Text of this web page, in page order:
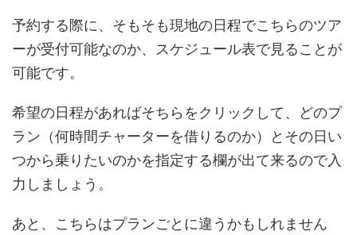
予約する際に、そもそも現地の日程でこちらのツア
ーが受付可能なのか、スケジュール表で見ることが
可能です。
希望の日程があればそちらをクリックして、どのプ
ラン（何時間チャーターを借りるのか）とその日い
つから乗りたいのかを指定する欄が出て来るので入
力しましょう。
あと、こちらはプランごとに違うかもしれません